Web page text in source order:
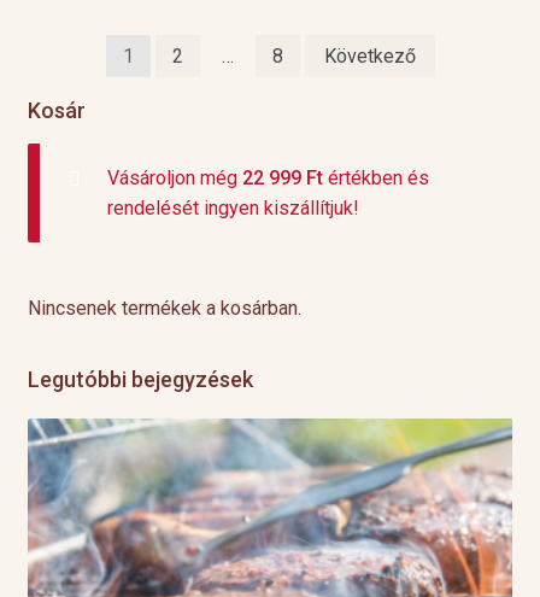
Bejegyzések
lapozása
1 2 … 8 Következő
Kosár
Vásároljon még 22 999 Ftértékben és
rendelését ingyen kiszállítjuk!
Nincsenek termékek a kosárban.
Legutóbbi bejegyzések